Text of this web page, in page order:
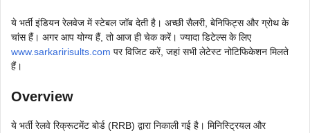
ये भर्ती इंडियन रेलवेज में स्टेबल जॉब देती है। अच्छी सैलरी, बेनिफिट्स और ग्रोथ के
चांस हैं। अगर आप योग्य हैं, तो आज ही चेक करें। ज्यादा डिटेल्स के लिए
www.sarkaririsults.com पर विजिट करें, जहां सभी लेटेस्ट नोटिफिकेशन मिलते
हैं।
Overview
ये भर्ती रेलवे रिक्रूटमेंट बोर्ड (RRB) द्वारा निकाली गई है। मिनिस्ट्रियल और